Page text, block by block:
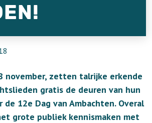
november, zetten talrijke erkende
gratis de deuren van hun
12e Dag van Ambachten. Overal
grote publiek kennismaken met